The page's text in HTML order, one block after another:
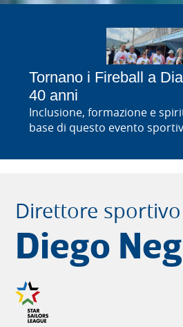
Tornano i Fireball a
40 anni
Inclusione, formazione e
base di questo evento
Diego Negri, con
vince a Marblehead il
la seconda volta
Come lui solo Straulino,
un traguardo che sa di
Negri di diritto nella storia
Scuola di vela scuola
Sono aperte le iscrizioni ai
wingfoil per l'estate 2026,
Direttore sportivo
Diego